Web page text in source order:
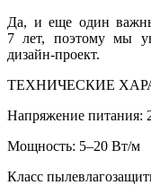
Да, и еще один
7 лет, поэтому мы
дизайн-проект.
ТЕХНИЧЕСКИЕ
Напряжение питания:
Мощность: 5–20 Вт/м
Класс